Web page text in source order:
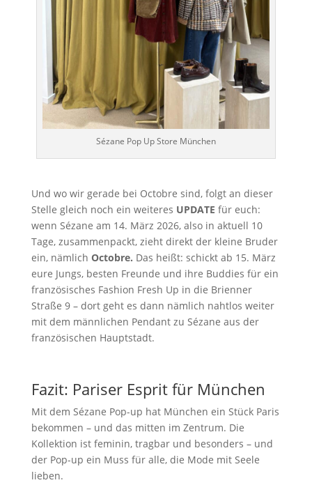
Sézane Pop Up Store München
Und wo wir gerade bei Octobre sind, folgt an dieser
Stelle gleich noch ein weiteres UPDATE für euch:
wenn Sézane am 14. März 2026, also in aktuell 10
Tage, zusammenpackt, zieht direkt der kleine Bruder
ein, nämlich Octobre. Das heißt: schickt ab 15. März
eure Jungs, besten Freunde und ihre Buddies für ein
französisches Fashion Fresh Up in die Brienner
Straße 9 – dort geht es dann nämlich nahtlos weiter
mit dem männlichen Pendant zu Sézane aus der
französischen Hauptstadt.
Fazit: Pariser Esprit für München
Mit dem Sézane Pop-up hat München ein Stück Paris
bekommen – und das mitten im Zentrum. Die
Kollektion ist feminin, tragbar und besonders – und
der Pop-up ein Muss für alle, die Mode mit Seele
lieben.